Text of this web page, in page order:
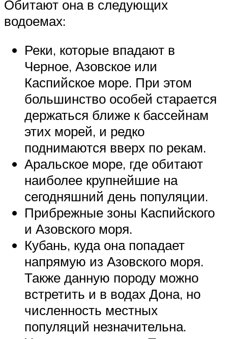
Обитают она в следующих
водоемах:
Реки, которые впадают в
Черное, Азовское или
Каспийское море. При этом
большинство особей старается
держаться ближе к бассейнам
этих морей, и редко
поднимаются вверх по рекам.
Аральское море, где обитают
наиболее крупнейшие на
сегодняшний день популяции.
Прибрежные зоны Каспийского
и Азовского моря.
Кубань, куда она попадает
напрямую из Азовского моря.
Также данную породу можно
встретить и в водах Дона, но
численность местных
популяций незначительна.